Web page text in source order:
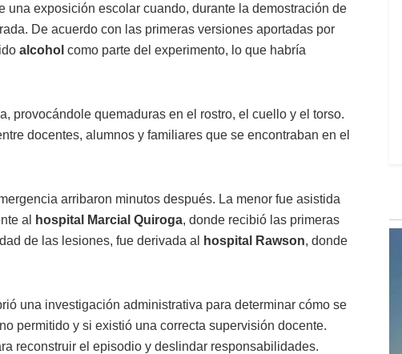
una exposición escolar cuando, durante la demostración de
De acuerdo con las primeras versiones aportadas por
alcohol como parte del experimento, lo que habría
provocándole quemaduras en el rostro, el cuello y el torso.
docentes, alumnos y familiares que se encontraban en el
arribaron minutos después. La menor fue asistida
al
hospital Marcial Quiroga, donde recibió las primeras
de las lesiones, fue derivada al
hospital Rawson, donde
una investigación administrativa para determinar cómo se
permitido y si existió una correcta supervisión docente.
reconstruir el episodio y deslindar responsabilidades.